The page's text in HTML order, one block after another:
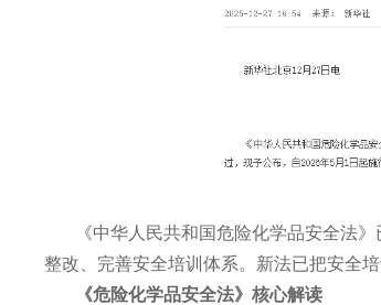
《中华人民共和国危险化学品安全法》
整改、完善安全培训体系。新法已把安全
《危险化学品安全法》核心解读